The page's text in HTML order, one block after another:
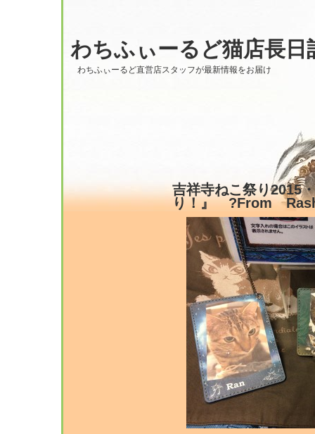
わちふぃーるど猫店長日
わちふぃーるど直営店スタッフが最新情報をお届け
吉祥寺ねこ祭り2015
り！』 ?From